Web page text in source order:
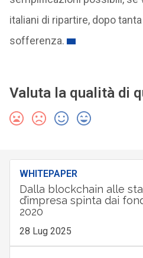
italiani di ripartire, dopo
sofferenza.
Valuta la qualità di
WHITEPAPER
Dalla blockchain alle
d’impresa spinta dai
2020
28 Lug 2025